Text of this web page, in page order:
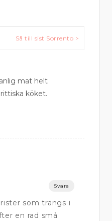
Så till sist Sorrento >
mat helt
köket.
Svara
som trängs i
en rad små